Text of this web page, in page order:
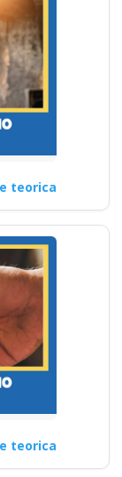
teorica
teorica